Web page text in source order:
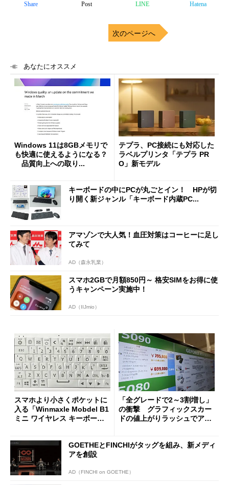
Share Post LINE Hatena
次のページへ
あなたにオススメ
Windows 11は8GBメモリで
も快適に使えるようになる？
品質向上への取り...
テプラ、PC接続にも対応した
ラベルプリンタ「テプラ PR
O」新モデル
キーボードの中にPCが丸ごとイン！ HPが切
り開く新ジャンル「キーボード内蔵PC...
アマゾンで大人気！血圧対策はコーヒーに足し
てみて
AD（森永乳業）
スマホ2GBで月額850円～ 格安SIMをお得に使
うキャンペーン実施中！
AD（IIJmio）
スマホより小さくポケットに
入る「Winmaxle Mobdel B1
ミニ ワイヤレス キーボー
「全グレードで2～3割増し」
の衝撃 グラフィックスカー
ドの値上がりラッシュでアキ
GOETHEとFINCHIがタッグを組み、新メディ
アを創設
AD（FINCHI on GOETHE）